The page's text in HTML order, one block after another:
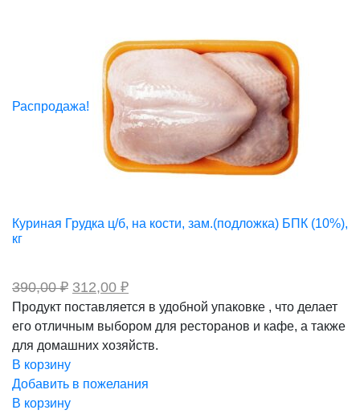
Распродажа!
Куриная Грудка ц/б, на кости, зам.(подложка) БПК (10%),
кг
390,00₽ Первоначальная
составляла
390,00 ₽.
312,00 ₽Текущая
312,00 ₽.
Продукт поставляется в удобной упаковке , что делает
его отличным выбором для ресторанов и кафе, а также
для домашних хозяйств.
В корзину
Добавить в пожелания
В корзину